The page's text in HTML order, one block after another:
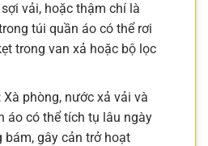
vải, hoặc thậm chí là
túi quần áo có thể rơi
trong van xả hoặc bộ lọc
Xà phòng, nước xả vải và
áo có thể tích tụ lâu ngày
bám, gây cản trở hoạt